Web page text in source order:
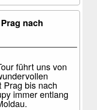
nach
führt uns von
Prag bis nach
immer entlang